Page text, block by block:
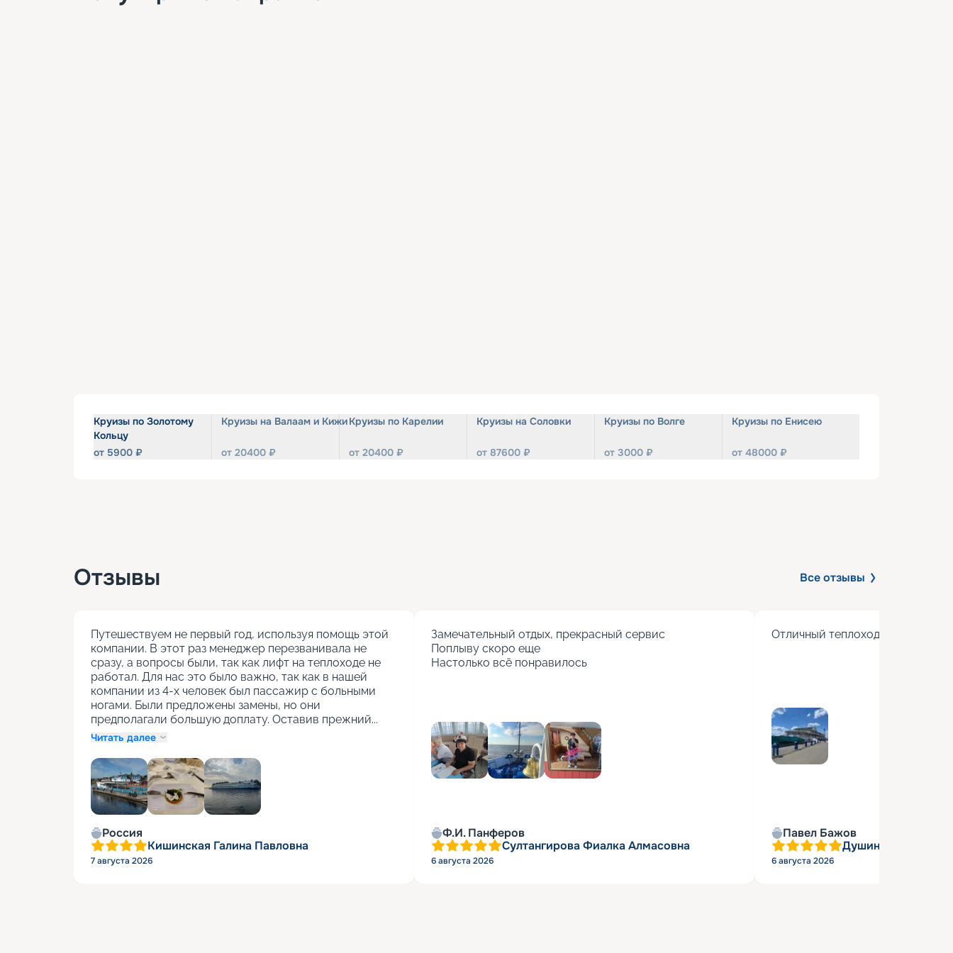
Круизы по Золотому
Кольцу
от 5900 ₽
Круизы на Валаам и Кижи
от 20400 ₽
Круизы по Карелии
от 20400 ₽
Круизы на Соловки
от 87600 ₽
Круизы по Волге
от 3000 ₽
Круизы по Енисею
от 48000 ₽
Отзывы Все отзывы
Путешествуем не первый год, используя помощь этой
компании. В этот раз менеджер перезванивала не
сразу, а вопросы были, так как лифт на теплоходе не
работал. Для нас это было важно, так как в нашей
компании из 4-х человек был пассажир с больными
ногами. Были предложены замены, но они
предполагали большую доплату. Оставив прежний...
Читать далее
Россия
Кишинская Галина Павловна
7 августа 2026
Замечательный отдых, прекрасный сервис
Поплыву скоро еще
Настолько всё понравилось
Ф.И. Панферов
Султангирова Фиалка Алмасовна
6 августа 2026
Отличный теплоход с хорошим
Павел Бажов
Душин Александр
6 августа 2026